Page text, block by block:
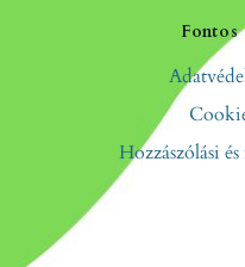
Hozzászólási